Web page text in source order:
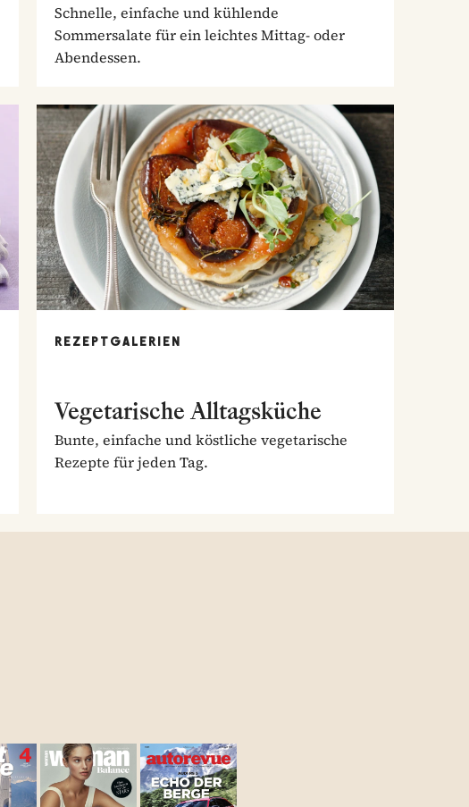
Schnelle, einfache und kühlende
Sommersalate für ein leichtes Mittag- oder
Abendessen.
REZEPTGALERIEN
Vegetarische Alltagsküche
Bunte, einfache und köstliche vegetarische
Rezepte für jeden Tag.